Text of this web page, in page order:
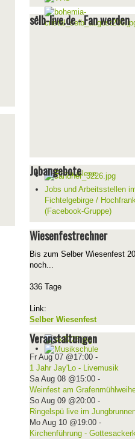
selb-live.de - Fan werden
Jobangebote
Jobs und Arbeitsstellen
Fichtelgebirge /
(Facebook-Gruppe)
Wiesenfestrechner
Bis zum Selber Wiesenfest
noch...
336 Tage
Link:
Selber Wiesenfest
Veranstaltungen
Fr Aug 07 @17:00-
1 Jahr Jay'Lo - Livemusik
Sa Aug 08 @15:00-
Weinfest am
So Aug 09 @20:00-
Ringelspü live im
Mo Aug 10 @19:00-
Kirchenführung -